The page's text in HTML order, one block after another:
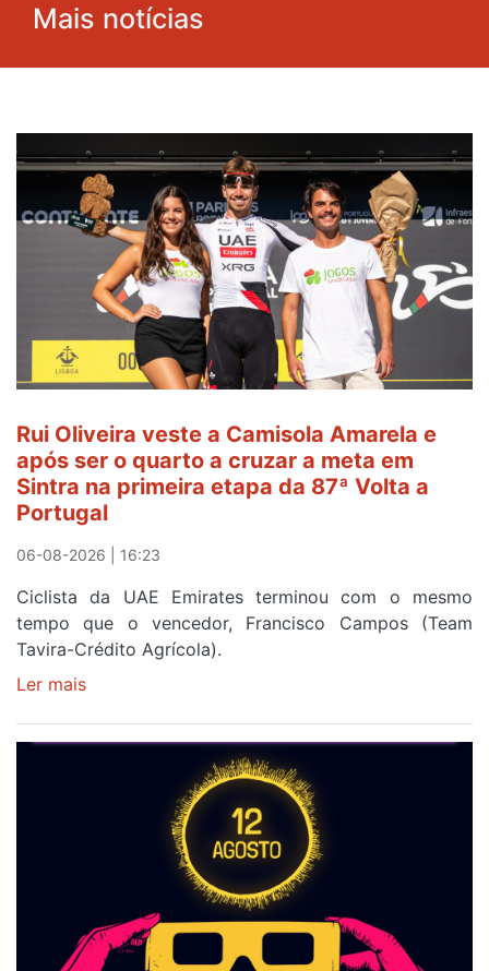
Mais notícias
Rui Oliveira veste a Camisola Amarela e
após ser o quarto a cruzar a meta em
Sintra na primeira etapa da 87ª Volta a
Portugal
06-08-2026 | 16:23
Ciclista da UAE Emirates terminou com o mesmo
tempo que o vencedor, Francisco Campos (Team
Tavira-Crédito Agrícola).
Ler mais
ser
o